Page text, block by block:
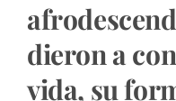
dieron a
vida, su